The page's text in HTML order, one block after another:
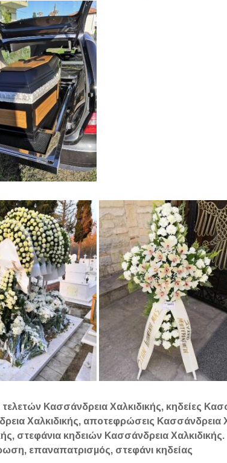
τελετών Κασσάνδρεια Χαλκιδικής, κηδείες
Χαλκιδικής, αποτεφρώσεις Κασσάνδρεια
στεφάνια κηδειών Κασσάνδρεια
επαναπατρισμός, στεφάνι κηδείας